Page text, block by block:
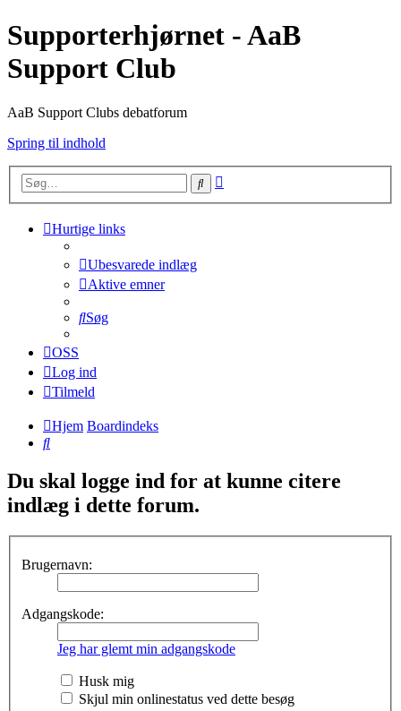
Supporterhjørnet - AaB
Support Club
AaB Support Clubs debatforum
Spring til indhold
Søg
Hurtige links
Ubesvarede indlæg
Aktive emner
Søg
OSS
Log ind
Tilmeld
Hjem Boardindeks
Søg
Du skal logge ind for at kunne citere
indlæg i dette forum.
Brugernavn:
Adgangskode:
Jeg har glemt min adgangskode
Husk mig
Skjul min onlinestatus ved dette besøg